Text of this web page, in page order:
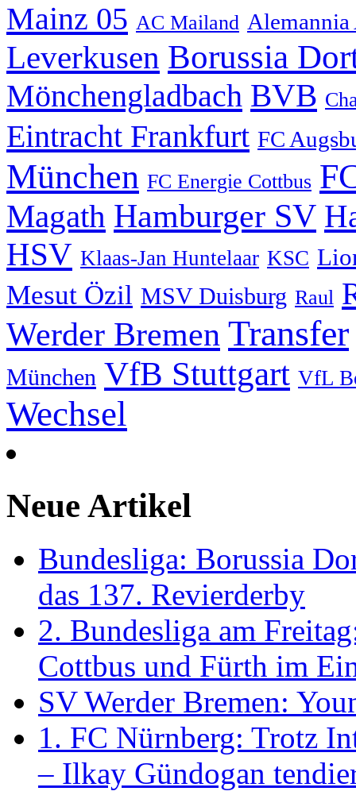
Mainz 05 AC Mailand Alemannia
Leverkusen Borussia
Mönchengladbach BVB
Eintracht Frankfurt FC
München FC Energie Cottbus
Magath Hamburger SV
HSV Klaas-Jan Huntelaar KSC
Mesut Özil MSV Duisburg Raul
Werder Bremen Transfer
München VfB Stuttgart VfL
Wechsel
Neue Artikel
Bundesliga: Borussia
das 137. Revierderby
2. Bundesliga am
Cottbus und Fürth im
SV Werder Bremen:
1. FC Nürnberg: Trotz
– Ilkay Gündogan